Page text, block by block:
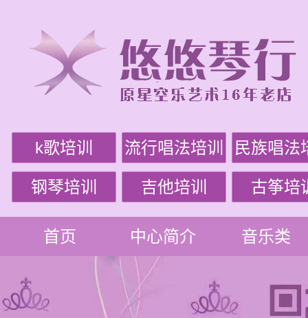
k歌培训 流行唱法培训 民族唱法
钢琴培训 吉他培训 古筝培
首页 中心简介 音乐类